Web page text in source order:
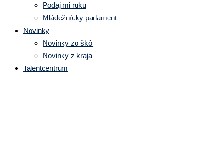
Podaj mi ruku
Mládežnícky parlament
Novinky
Novinky zo škôl
Novinky z kraja
Talentcentrum